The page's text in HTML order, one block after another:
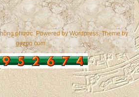
phước. Powered byWordpress, Theme by
gazpo.com.